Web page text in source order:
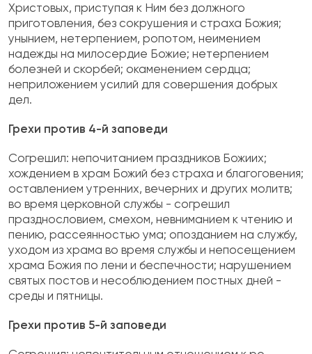
Христовых, приступая к Ним без должного
приготовления, без сокрушения и страха Божия;
унынием, нетерпением, ропотом, неимением
надежды на милосердие Божие; не­терпением
болезней и скорбей; окаменением сердца;
неприложением усилий для совершения добрых
дел.
Грехи против 4-й заповеди
Согрешил: непочитанием праздников Божиих;
хождением в храм Божий без страха и благого­вения;
оставлением утренних, вечерних и других молитв;
во время церковной службы - согрешил
празднословием, смехом, невниманием к чте­нию и
пению, рассеянностью ума; опозданием на службу,
уходом из храма во время службы и непосещением
храма Божия по лени и беспечно­сти; нарушением
святых постов и несоблюдением постных дней -
среды и пятницы.
Грехи против 5-й заповеди